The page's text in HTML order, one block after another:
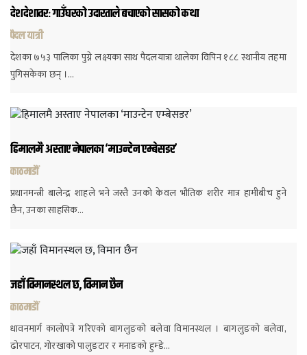
देशदेशावरः गाउँघरको उदारताले बचाएको सासको कथा
पैदल यात्री
देशका ७५३ पालिका पुग्ने लक्ष्यका साथ पैदलयात्रा थालेका विपिन १८८ स्थानीय तहमा
पुगिसकेका छन् ।…
हिमालमै अस्ताए नेपालका ‘माउन्टेन एम्बेसडर’
काठमाडौं
प्रधानमन्त्री बालेन्द्र शाहले भने जस्तै उनको केवल भौतिक शरीर मात्र हामीबीच हुने
छैन, उनका साहसिक…
जहाँ विमानस्थल छ, विमान छैन
काठमाडौं
धावनमार्ग कालोपत्रे गरिएको बागलुङको बलेवा विमानस्थल । बागलुङको बलेवा,
ढोरपाटन, गोरखाको पालुङटार र मनाङको हुम्डे…